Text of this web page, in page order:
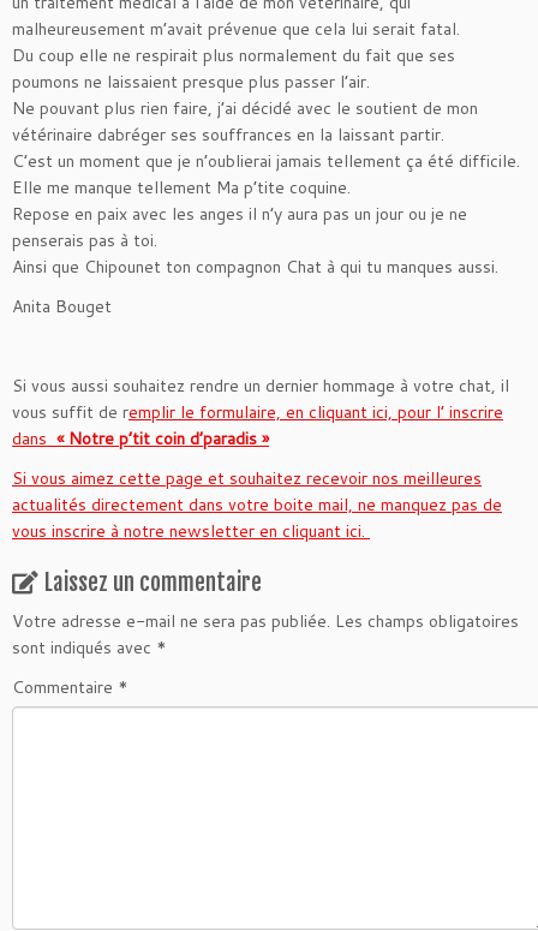
malheureusement m’avait prévenue que cela lui serait fatal.
Du coup elle ne respirait plus normalement du fait que ses
poumons ne laissaient presque plus passer l’air.
Ne pouvant plus rien faire, j’ai décidé avec le soutient de mon
vétérinaire dabréger ses souffrances en la laissant partir.
C’est un moment que je n’oublierai jamais tellement ça été difficile.
Elle me manque tellement Ma p’tite coquine.
Repose en paix avec les anges il n’y aura pas un jour ou je ne
penserais pas à toi.
Ainsi que Chipounet ton compagnon Chat à qui tu manques aussi.
Anita Bouget
Si vous aussi souhaitez rendre un dernier hommage à votre chat, il
vous suffit de remplir le formulaire, en cliquant ici, pour l’ inscrire
dans « Notre p’tit coin d’paradis »
Si vous aimez cette page et souhaitez recevoir nos meilleures
actualités directement dans votre boite mail, ne manquez pas de
vous inscrire à notre newsletter en cliquant ici.
Laissez un commentaire
Votre adresse e-mail ne sera pas publiée. Les champs obligatoires
sont indiqués avec *
Commentaire *